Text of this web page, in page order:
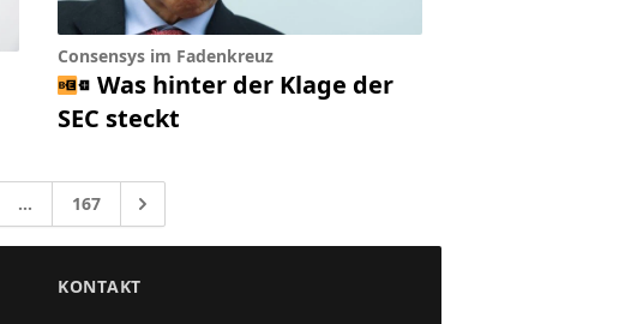
Consensys im Fadenkreuz
Was hinter der Klage der
SEC steckt
Seite
Zwischenseiten weggelassen
… Gehe zur Seite
167 Gehe zu
KONTAKT